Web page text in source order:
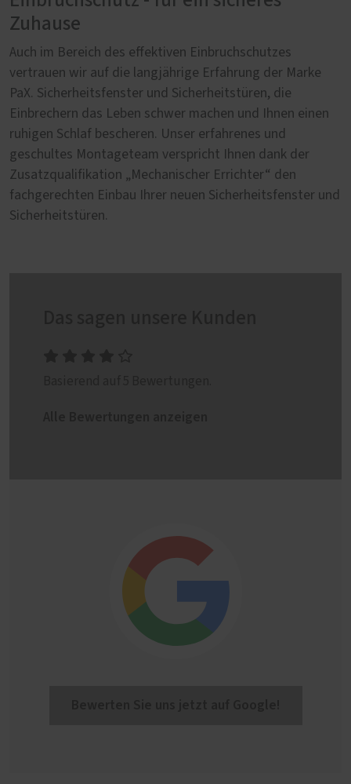
Zuhause
Auch im Bereich des effektiven Einbruchschutzes
vertrauen wir auf die langjährige Erfahrung der Marke
PaX. Sicherheitsfenster und Sicherheitstüren, die
Einbrechern das Leben schwer machen und Ihnen einen
ruhigen Schlaf bescheren. Unser erfahrenes und
geschultes Montageteam verspricht Ihnen dank der
Zusatzqualifikation „Mechanischer Errichter“ den
fachgerechten Einbau Ihrer neuen Sicherheitsfenster und
Sicherheitstüren.